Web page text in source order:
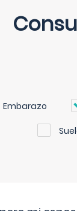
Embarazo